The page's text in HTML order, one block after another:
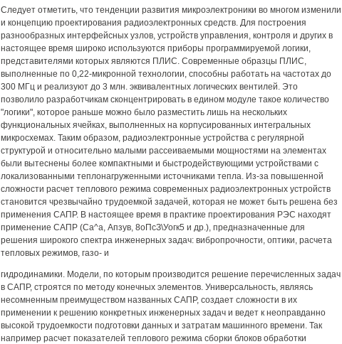
Следует отметить, что тенденции развития микроэлектроники во многом изменили
и концепцию проектирования радиоэлектронных средств. Для построения
разнообразных интерфейсных узлов, устройств управления, контроля и других в
настоящее время широко используются приборы программируемой логики,
представителями которых являются ПЛИС. Современные образцы ПЛИС,
выполненные по 0,22-микронной технологии, способны работать на частотах до
300 МГц и реализуют до 3 млн. эквивалентных логических вентилей. Это
позволило разработчикам сконцентрировать в едином модуле такое количество
"логики", которое раньше можно было разместить лишь на нескольких
функциональных ячейках, выполненных на корпусированных интегральных
микросхемах. Таким образом, радиоэлектронные устройства с регулярной
структурой и относительно малыми рассеиваемыми мощностями на элементах
были вытеснены более компактными и быстродействующими устройствами с
локализованными теплонагруженными источниками тепла. Из-за повышенной
сложности расчет теплового режима современных радиоэлектронных устройств
становится чрезвычайно трудоемкой задачей, которая не может быть решена без
применения САПР. В настоящее время в практике проектирования РЭС находят
применение САПР (Са^а, Апзув, 8оПсЗ\Уогк5 и др.), предназначенные для
решения широкого спектра инженерных задач: вибропрочности, оптики, расчета
тепловых режимов, газо- и
гидродинамики. Модели, по которым производится решение перечисленных задач
в САПР, строятся по методу конечных элементов. Универсальность, являясь
несомненным преимуществом названных САПР, создает сложности в их
применении к решению конкретных инженерных задач и ведет к неоправданно
высокой трудоемкости подготовки данных и затратам машинного времени. Так
например расчет показателей теплового режима сборки блоков обработки